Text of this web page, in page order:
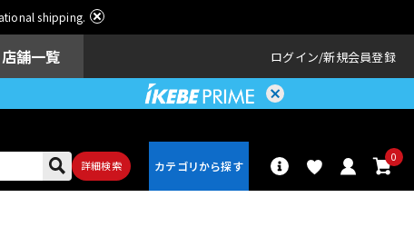
shipping.
店舗一覧 ログイン 新規会員登録
詳細検索
0